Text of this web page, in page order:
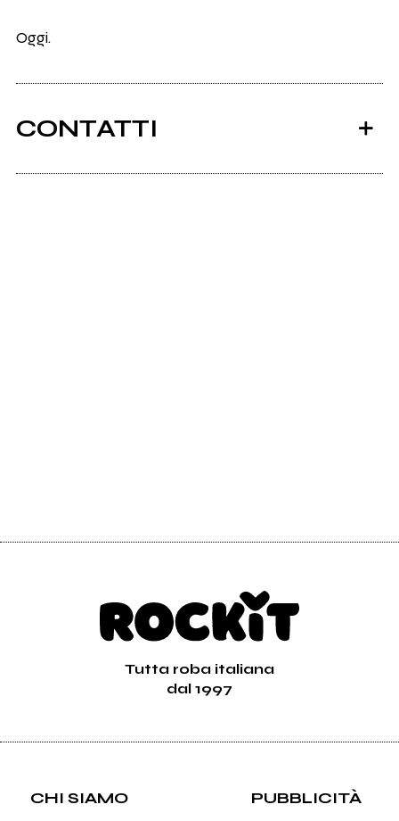
Oggi.
CONTATTI
Tutta roba italiana
dal 1997
CHI SIAMO PUBBLICITÀ